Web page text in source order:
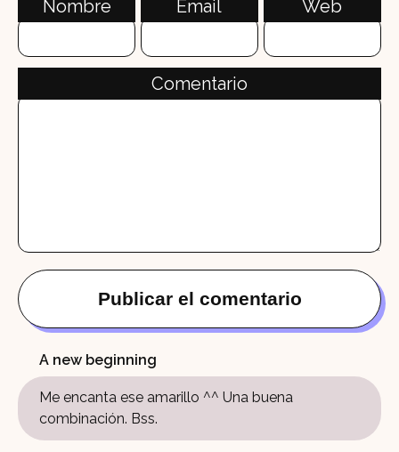
Nombre Email Web
Comentario
A new beginning
Me encanta ese amarillo ^^ Una buena
combinación. Bss.